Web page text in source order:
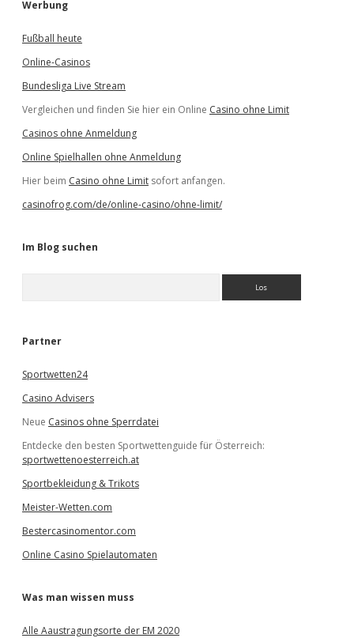
Werbung
Fußball heute
Online-Casinos
Bundesliga Live Stream
Vergleichen und finden Sie hier ein Online Casino ohne Limit
Casinos ohne Anmeldung
Online Spielhallen ohne Anmeldung
Hier beim Casino ohne Limit sofort anfangen.
casinofrog.com/de/online-casino/ohne-limit/
Im Blog suchen
e
Partner
Sportwetten24
Casino Advisers
Neue Casinos ohne Sperrdatei
Entdecke den besten Sportwettenguide für Österreich:
sportwettenoesterreich.at
Sportbekleidung & Trikots
Meister-Wetten.com
Bestercasinomentor.com
Online Casino Spielautomaten
Was man wissen muss
Alle Aaustragungsorte der EM 2020